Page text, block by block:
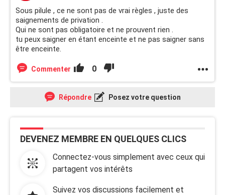
Sous pilule , ce ne sont pas de vrai règles , juste des
saignements de privation .
Qui ne sont pas obligatoire et ne prouvent rien .
tu peux saigner en étant enceinte et ne pas saigner sans
être enceinte.
Commenter 0
Répondre Posez votre question
DEVENEZ MEMBRE EN QUELQUES CLICS
Connectez-vous simplement avec ceux qui
partagent vos intérêts
Suivez vos discussions facilement et